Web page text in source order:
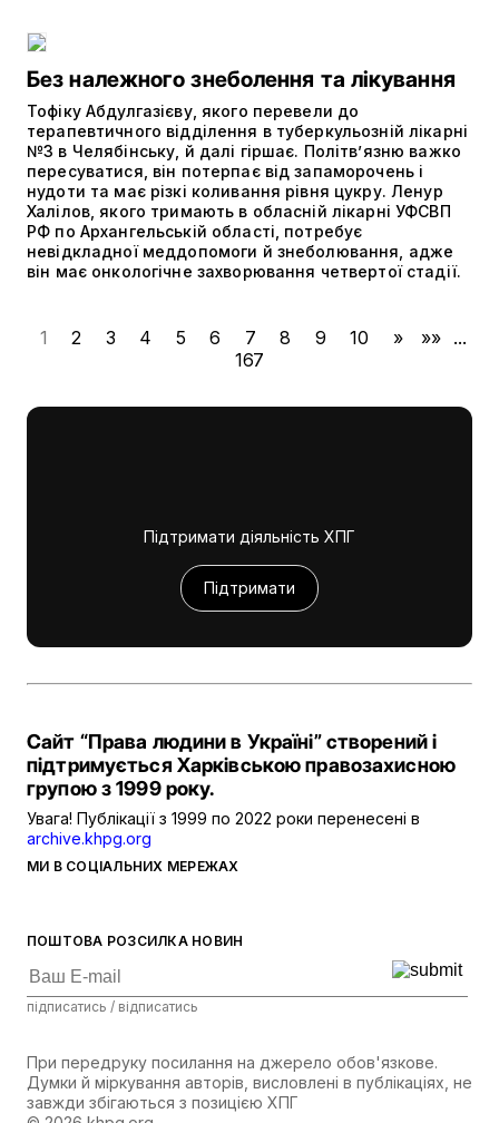
Без належного знеболення та лікування
Тофіку Абдулгазієву, якого перевели до
терапевтичного відділення в туберкульозній лікарні
№3 в Челябінську, й далі гіршає. Політвʼязню важко
пересуватися, він потерпає від запаморочень і
нудоти та має різкі коливання рівня цукру. Ленур
Халілов, якого тримають в обласній лікарні УФСВП
РФ по Архангельській області, потребує
невідкладної меддопомоги й знеболювання, адже
він має онкологічне захворювання четвертої стадії.
1 2 3 4 5 6 7 8 9 10 » »» ...
167
Підтримати діяльність ХПГ
Підтримати
ПОШТОВА РОЗСИЛКА НОВИН
підписатись / відписатись
МИ В СОЦІАЛЬНИХ МЕРЕЖАХ
Сайт “Права людини в Україні” створений і
підтримується Харківською правозахисною
групою з 1999 року.
Увага! Публікації з 1999 по 2022 роки перенесені в
archive.khpg.org
При передруку посилання на джерело обов'язкове.
Думки й міркування авторів, висловлені в публікаціях, не
завжди збігаються з позицією ХПГ